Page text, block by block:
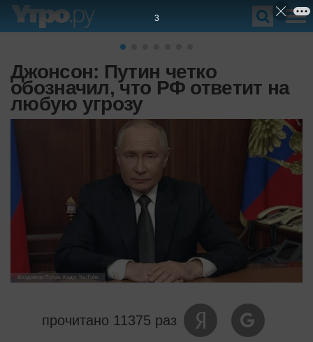
Джонсон: Путин четко
обозначил, что РФ ответит на
любую угрозу
Владимир Путин. Кадр: YouTube
прочитано 11375 раз
2